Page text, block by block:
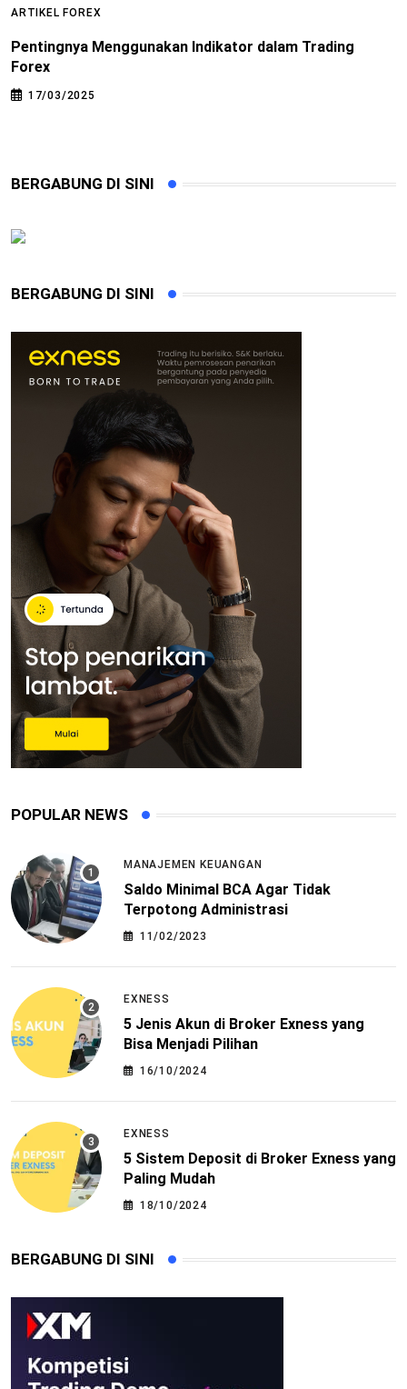
ARTIKEL FOREX
Pentingnya Menggunakan Indikator dalam Trading
Forex
17/03/2025
BERGABUNG DI SINI
BERGABUNG DI SINI
POPULAR NEWS
MANAJEMEN KEUANGAN
Saldo Minimal BCA Agar Tidak
Terpotong Administrasi
11/02/2023
EXNESS
5 Jenis Akun di Broker Exness yang
Bisa Menjadi Pilihan
16/10/2024
EXNESS
5 Sistem Deposit di Broker Exness yang
Paling Mudah
18/10/2024
BERGABUNG DI SINI